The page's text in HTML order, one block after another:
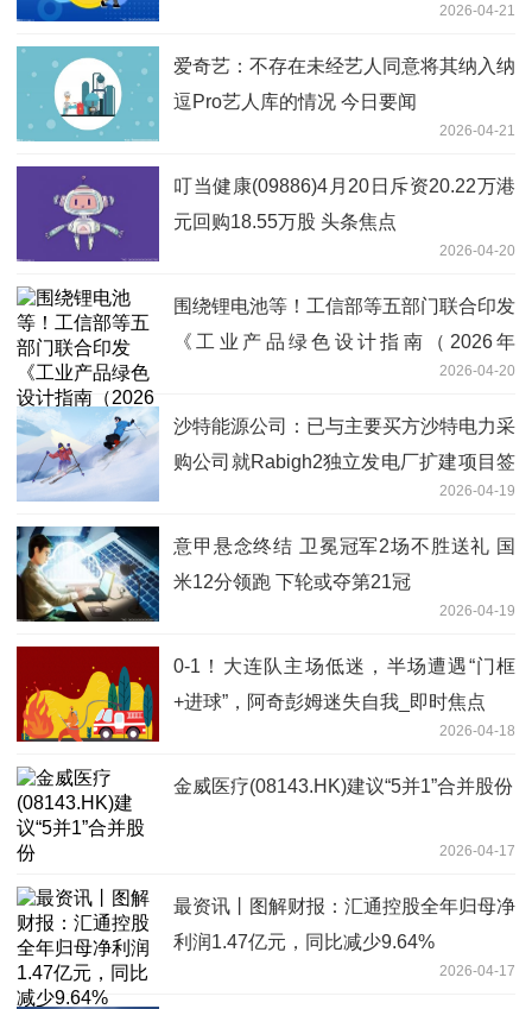
2026-04-21
爱奇艺：不存在未经艺人同意将其纳入纳
逗Pro艺人库的情况 今日要闻
2026-04-21
叮当健康(09886)4月20日斥资20.22万港
元回购18.55万股 头条焦点
2026-04-20
围绕锂电池等！工信部等五部门联合印发
《工业产品绿色设计指南（2026年
2026-04-20
沙特能源公司：已与主要买方沙特电力采
购公司就Rabigh2独立发电厂扩建项目签
2026-04-19
意甲悬念终结 卫冕冠军2场不胜送礼 国
米12分领跑 下轮或夺第21冠
2026-04-19
0-1！大连队主场低迷，半场遭遇“门框
+进球”，阿奇彭姆迷失自我_即时焦点
2026-04-18
金威医疗(08143.HK)建议“5并1”合并股份
2026-04-17
最资讯丨图解财报：汇通控股全年归母净
利润1.47亿元，同比减少9.64%
2026-04-17